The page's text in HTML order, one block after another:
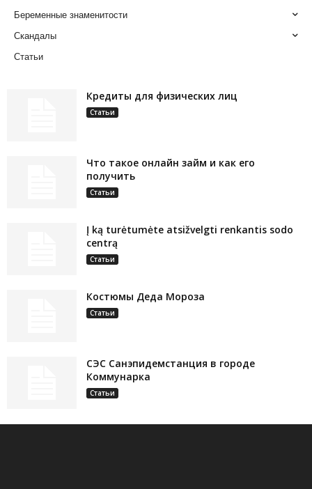
Беременные знаменитости
Скандалы
Статьи
Кредиты для физических лиц
Статьи
Что такое онлайн займ и как его
получить
Статьи
Į ką turėtumėte atsižvelgti renkantis sodo
centrą
Статьи
Костюмы Деда Мороза
Статьи
СЭС Санэпидемстанция в городе
Коммунарка
Статьи